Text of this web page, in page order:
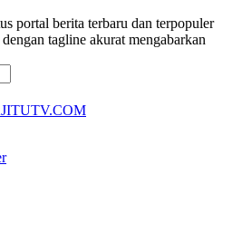
portal berita terbaru dan terpopuler
tagline akurat mengabarkan